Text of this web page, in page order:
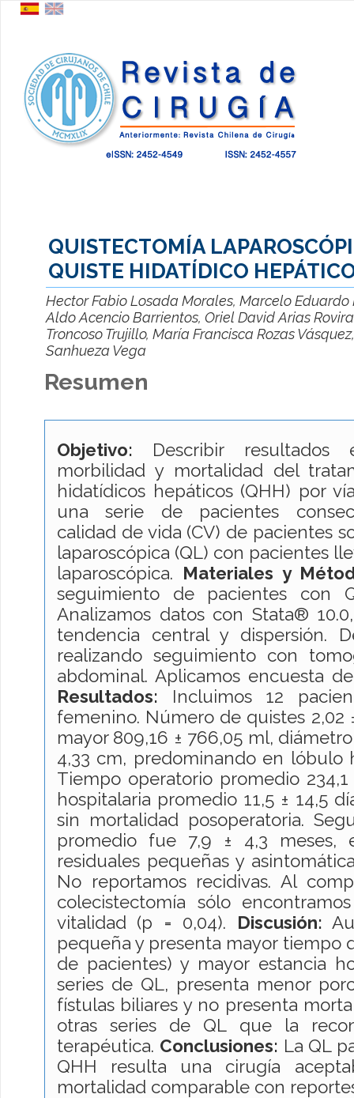
QUISTECTOMÍA
QUISTE HIDATÍDICO
Hector Fabio Losada Morales, Marcelo Eduardo
Aldo Acencio Barrientos, Oriel David Arias
Troncoso Trujillo, María Francisca Rozas
Sanhueza Vega
Resumen
Objetivo: Describir resultados
morbilidad y mortalidad del
hidatídicos hepáticos (QHH) por
una serie de pacientes
calidad de vida (CV) de pacientes
laparoscópica (QL) con pacientes
laparoscópica. Materiales y
seguimiento de pacientes con
Analizamos datos con Stata®
tendencia central y dispersión.
realizando seguimiento con
abdominal. Aplicamos encuesta
Resultados: Incluimos 12
femenino. Número de quistes 2,02
mayor 809,16 ± 766,05 ml,
4,33 cm, predominando en lóbulo
Tiempo operatorio promedio
hospitalaria promedio 11,5 ± 14,5
sin mortalidad posoperatoria.
promedio fue 7,9 ± 4,3 meses,
residuales pequeñas y
No reportamos recidivas. Al
colecistectomía sólo
vitalidad (p = 0,04). Discusión:
pequeña y presenta mayor tiempo
de pacientes) y mayor estancia
series de QL, presenta menor
fístulas biliares y no presenta
otras series de QL que la
terapéutica. Conclusiones: La QL
QHH resulta una cirugía
mortalidad comparable con